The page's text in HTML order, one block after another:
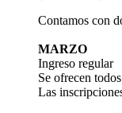
Contamos con
MARZO
Ingreso regular
Se ofrecen
Las